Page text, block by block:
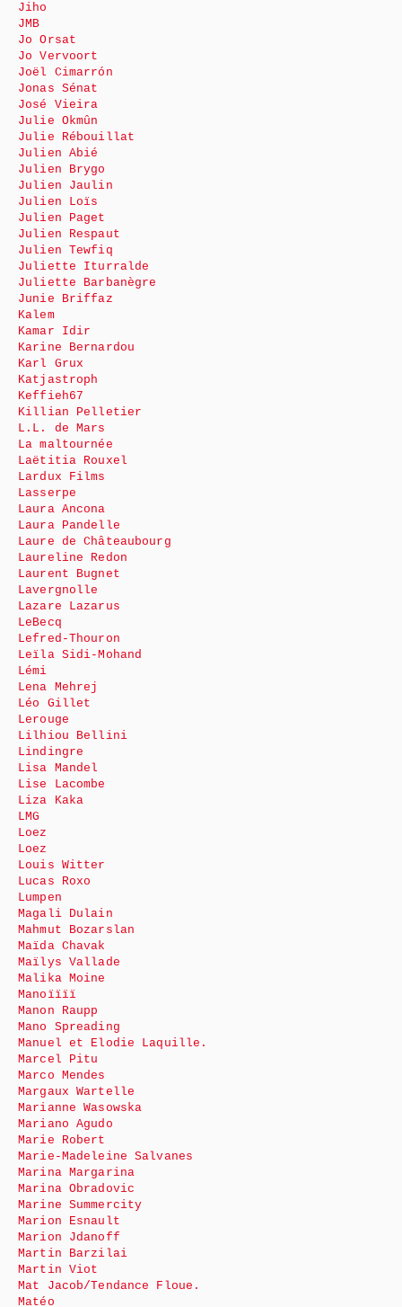
Jiho
JMB
Jo Orsat
Jo Vervoort
Joël Cimarrón
Jonas Sénat
José Vieira
Julie Okmûn
Julie Rébouillat
Julien Abié
Julien Brygo
Julien Jaulin
Julien Loïs
Julien Paget
Julien Respaut
Julien Tewfiq
Juliette Iturralde
Juliette Barbanègre
Junie Briffaz
Kalem
Kamar Idir
Karine Bernardou
Karl Grux
Katjastroph
Keffieh67
Killian Pelletier
L.L. de Mars
La maltournée
Laëtitia Rouxel
Lardux Films
Lasserpe
Laura Ancona
Laura Pandelle
Laure de Châteaubourg
Laureline Redon
Laurent Bugnet
Lavergnolle
Lazare Lazarus
LeBecq
Lefred-Thouron
Leïla Sidi-Mohand
Lémi
Lena Mehrej
Léo Gillet
Lerouge
Lilhiou Bellini
Lindingre
Lisa Mandel
Lise Lacombe
Liza Kaka
LMG
Loez
Loez
Louis Witter
Lucas Roxo
Lumpen
Magali Dulain
Mahmut Bozarslan
Maïda Chavak
Maïlys Vallade
Malika Moine
Manoïïïï
Manon Raupp
Mano Spreading
Manuel et Elodie Laquille.
Marcel Pitu
Marco Mendes
Margaux Wartelle
Marianne Wasowska
Mariano Agudo
Marie Robert
Marie-Madeleine Salvanes
Marina Margarina
Marina Obradovic
Marine Summercity
Marion Esnault
Marion Jdanoff
Martin Barzilai
Martin Viot
Mat Jacob/Tendance Floue.
Matéo